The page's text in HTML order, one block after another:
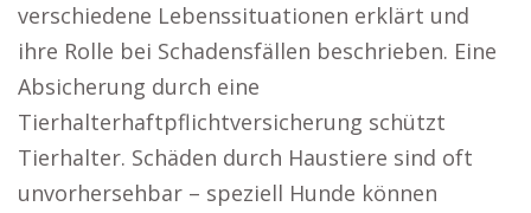
verschiedene Lebenssituationen erklärt und
ihre Rolle bei Schadensfällen beschrieben. Eine
Absicherung durch eine
Tierhalterhaftpflichtversicherung schützt
Tierhalter. Schäden durch Haustiere sind oft
unvorhersehbar – speziell Hunde können